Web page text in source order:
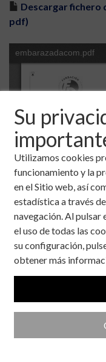
Su
Utilizamos cookies
funcionamiento y la
en el Sitio web, así
estadística a través
navegación. Al pulsar
el uso de todas las
su configuración,
obtener más
Descargar fichero
pdf)